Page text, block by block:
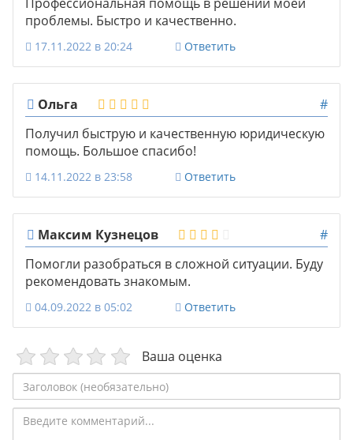
Профессиональная помощь в решении моей
проблемы. Быстро и качественно.
17.11.2022 в 20:24 Ответить
Ольга
#
Получил быструю и качественную юридическую
помощь. Большое спасибо!
14.11.2022 в 23:58 Ответить
Максим Кузнецов
#
Помогли разобраться в сложной ситуации. Буду
рекомендовать знакомым.
04.09.2022 в 05:02 Ответить
Ваша оценка